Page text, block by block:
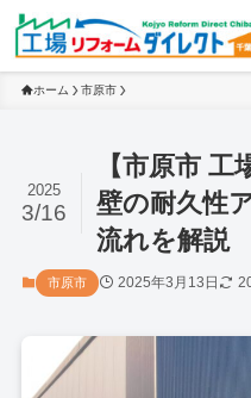
ホーム 市原市
【市原市
壁の耐久性
流れを解説
2025
3/16
市原市 2025年3月13日